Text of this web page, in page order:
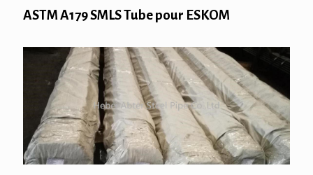
ASTM A179 SMLS Tube pour ESKOM